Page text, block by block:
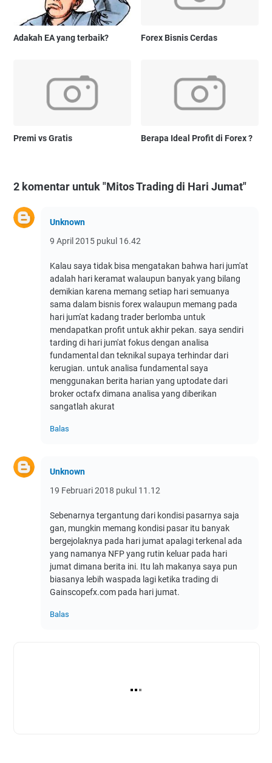
Adakah EA yang terbaik? Forex Bisnis Cerdas
Premi vs Gratis Berapa Ideal Profit di Forex ?
2 komentar untuk "Mitos Trading di Hari Jumat"
Unknown
9 April 2015 pukul 16.42
Kalau saya tidak bisa mengatakan bahwa hari jum'at
adalah hari keramat walaupun banyak yang bilang
demikian karena memang setiap hari semuanya
sama dalam bisnis forex walaupun memang pada
hari jum'at kadang trader berlomba untuk
mendapatkan profit untuk akhir pekan. saya sendiri
tarding di hari jum'at fokus dengan analisa
fundamental dan teknikal supaya terhindar dari
kerugian. untuk analisa fundamental saya
menggunakan berita harian yang uptodate dari
broker octafx dimana analisa yang diberikan
sangatlah akurat
Balas
Unknown
19 Februari 2018 pukul 11.12
Sebenarnya tergantung dari kondisi pasarnya saja
gan, mungkin memang kondisi pasar itu banyak
bergejolaknya pada hari jumat apalagi terkenal ada
yang namanya NFP yang rutin keluar pada hari
jumat dimana berita ini. Itu lah makanya saya pun
biasanya lebih waspada lagi ketika trading di
Gainscopefx.com pada hari jumat.
Balas